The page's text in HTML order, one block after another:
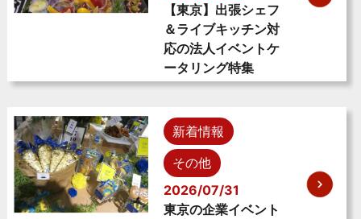
【東京】出張シェフ
＆ライブキッチン対
応の法人イベントケ
ータリング特集
新着情報
その他
2026/07/31
東京の企業イベント